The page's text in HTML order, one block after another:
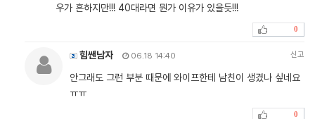
우가 흔하지만!!! 40대라면 뭔가 이유가 있을듯!!!
0
힘쌘남자 06.18 14:40 신고
안그래도 그런 부분 때문에 와이프한테 남친이 생겼나 싶네요
ㅠㅠ
0